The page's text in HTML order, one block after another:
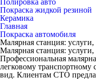
Полировка авто
Покраска жидкой резиной
Керамика
Главная
Покраска автомобиля
Малярная станция: услуги,
Малярная станция: услуги,
Профессиональная
легковому транспортному
вид. Клиентам СТО